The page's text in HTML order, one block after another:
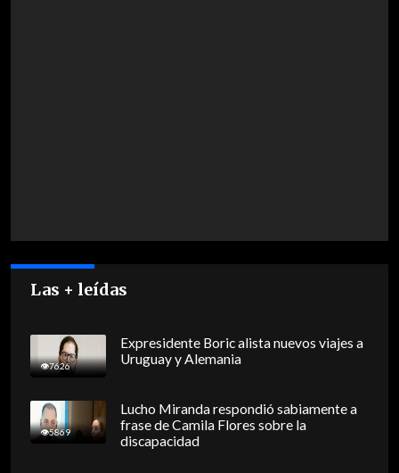
Las + leídas
7626
Expresidente Boric alista nuevos viajes a
Uruguay y Alemania
5869
Lucho Miranda respondió sabiamente a
frase de Camila Flores sobre la
discapacidad